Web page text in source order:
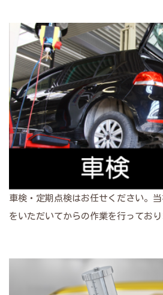
車検・定期点検はお任せください。
をいただいてからの作業を行っており